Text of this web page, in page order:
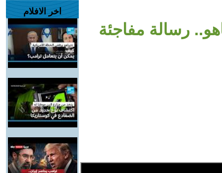
رسالة مفاجئة
اخر الافلام